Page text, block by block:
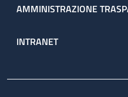
AMMINISTRAZIONE
INTRANET